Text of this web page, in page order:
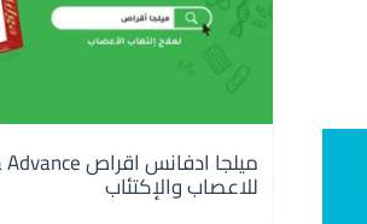
للاعصاب والإكتئاب